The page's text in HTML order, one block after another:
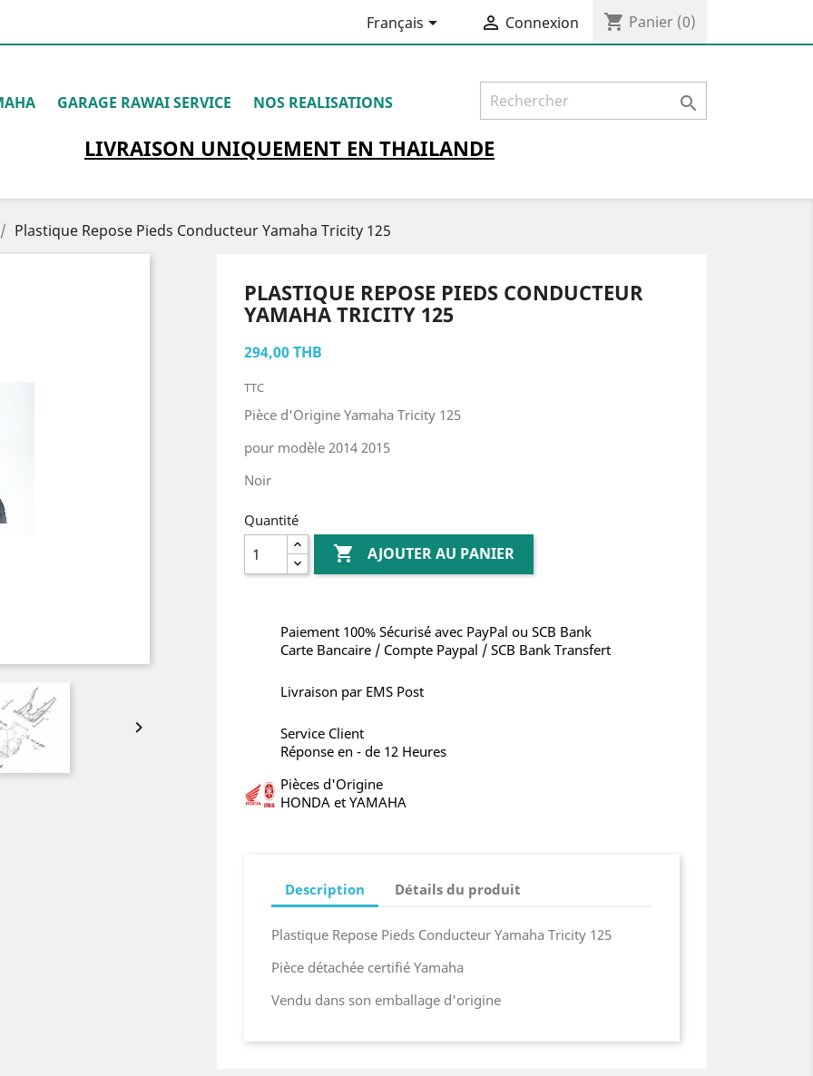
Français  Connexion shopping_cart Panier (0)
GARAGE RAWAI SERVICE NOS REALISATIONS 
LIVRAISON UNIQUEMENTEN THAILANDE
Plastique Repose Pieds Conducteur Yamaha Tricity 125

PLASTIQUE REPOSE PIEDS CONDUCTEUR
YAMAHA TRICITY 125
294,00 THB
TTC
Pièce d'Origine Yamaha Tricity 125
pour modèle 2014 2015
Noir
Quantité
 AJOUTER AU PANIER
Paiement 100% Sécurisé avec PayPal ou SCB Bank
Carte Bancaire / Compte Paypal / SCB Bank Transfert
Livraison par EMS Post
Service Client
Réponse en - de 12 Heures
Pièces d'Origine
HONDA et YAMAHA
Description Détails du produit
Plastique Repose Pieds Conducteur Yamaha Tricity 125
Pièce détachée certifié Yamaha
Vendu dans son emballage d'origine